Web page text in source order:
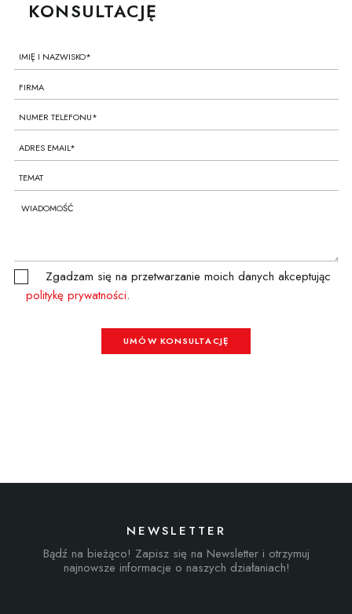
KONSULTACJĘ
Zgadzam się na przetwarzanie moich danych akceptując
politykę prywatności.
UMÓW KONSULTACJĘ
NEWSLETTER
Bądź na bieżąco! Zapisz się na Newsletter i otrzymuj
najnowsze informacje o naszych działaniach!